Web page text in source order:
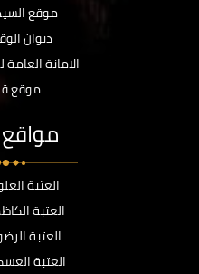
موقع
ديوان
الامانة
موقع
مواقع
العتبة
العتبة
العتبة
العتبة